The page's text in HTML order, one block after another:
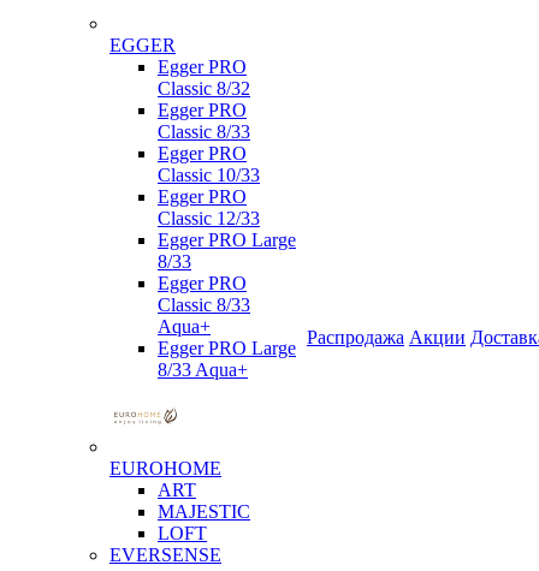
EGGER
Egger PRO
Classic 8/32
Egger PRO
Classic 8/33
Egger PRO
Classic 10/33
Egger PRO
Classic 12/33
Egger PRO Large
8/33
Egger PRO
Classic 8/33
Aqua+
Egger PRO Large
8/33 Aqua+
EUROHOME
ART
MAJESTIC
LOFT
EVERSENSE
Распродажа Акции